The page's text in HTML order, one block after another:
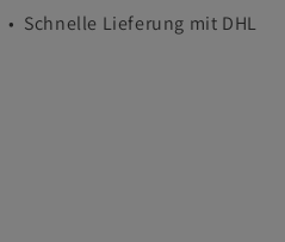
• Schnelle Lieferung mit DHL